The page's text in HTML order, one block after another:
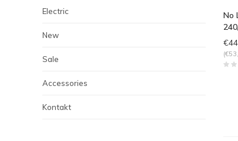
Electric
New
Sale
Accessories
Kontakt
No